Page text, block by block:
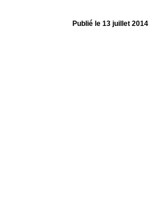
Publié le13 juillet 2014